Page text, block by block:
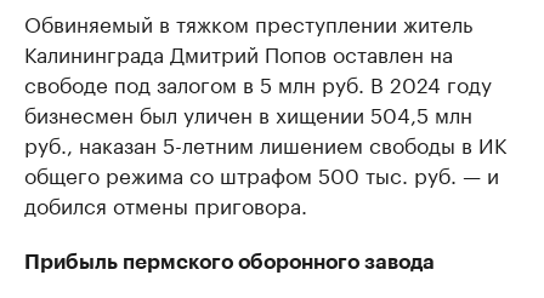
Обвиняемый в тяжком преступлении житель
Калининграда Дмитрий Попов оставлен на
свободе под залогом в 5 млн руб. В 2024 году
бизнесмен был уличен в хищении 504,5 млн
руб., наказан 5-летним лишением свободы в ИК
общего режима со штрафом 500 тыс. руб. — и
добился отмены приговора.
Прибыль пермского оборонного завода